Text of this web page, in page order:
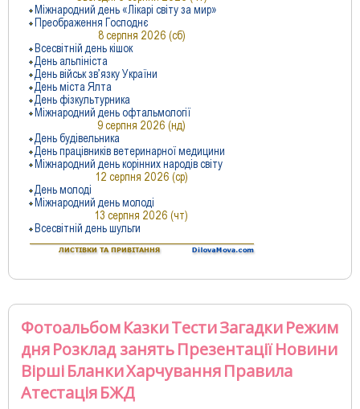
ФотоальбомКазкиТестиЗагадкиРежим
дняРозклад занятьПрезентаціїНовини
ВіршіБланкиХарчуванняПравила
АтестаціяБЖД